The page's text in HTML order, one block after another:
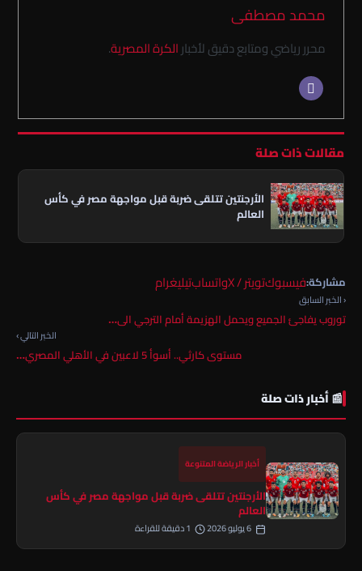
محمد مصطفى
محرر رياضي ومتابع دقيق لأخبارالكرة المصرية.
مقالات ذات صلة
الأرجنتين تتلقى ضربة قبل مواجهة مصر في كأس
العالم
مشاركة:فيسبوكتويتر / X واتسابتيليغرام
‹ الخبر السابق
توروب يفاجئ الجميع ويحمل الهزيمة أمام الترجي الى…
الخبر التالي ›
مستوى كارثي.. أسوأ 5 لاعبين في الأهلي المصري…
📰 أخبار ذات صلة
أخبار الرياضة المتنوعة
الأرجنتين تتلقى ضربة قبل مواجهة مصر في كأس
العالم